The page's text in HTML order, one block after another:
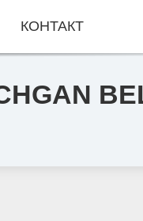
КОНТАКТ